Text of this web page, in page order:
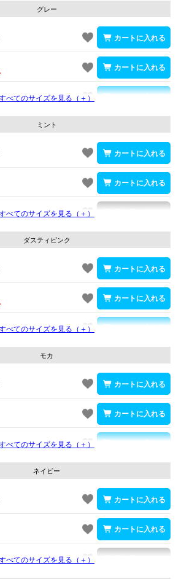
グレー
べてのサイズを見る（＋）
ミント
べてのサイズを見る（＋）
ダスティピンク
べてのサイズを見る（＋）
モカ
べてのサイズを見る（＋）
ネイビー
べてのサイズを見る（＋）